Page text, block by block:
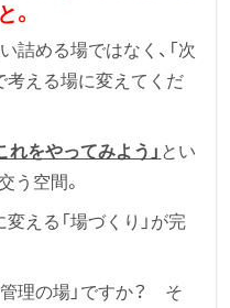
。
詰める場ではなく、「次
考える場に変えてくだ
れをやってみよう」 とい
う空間。
える「場づくり」が完
管理の場」ですか？ そ